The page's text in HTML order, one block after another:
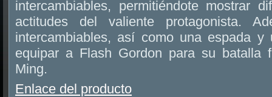
intercambiables, permitiéndote mostrar
actitudes del valiente protagonista.
intercambiables, así como una espada y
equipar a Flash Gordon para su batalla
Ming.
Enlace del producto